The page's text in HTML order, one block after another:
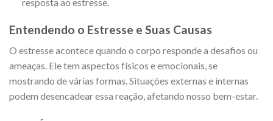
Entendendo o Estresse e Suas Causas
O estresse acontece quando o corpo responde a desafios ou
ameaças. Ele tem aspectos físicos e emocionais, se
mostrando de várias formas. Situações externas e internas
podem desencadear essa reação, afetando nosso bem-estar.